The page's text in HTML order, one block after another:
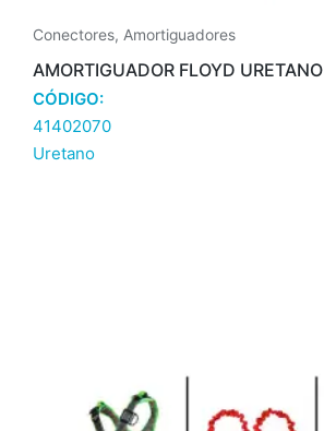
Conectores, Amortiguadores
AMORTIGUADOR FLOYD URETANO
CÓDIGO:
41402070
Uretano